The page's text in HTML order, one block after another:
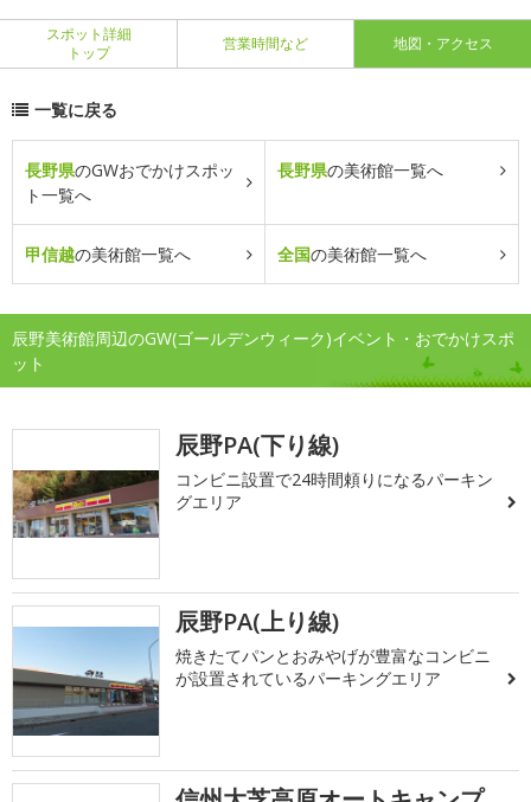
スポット詳細
トップ
営業時間など 地図・アクセス
一覧に戻る
長野県のGWおでかけスポッ
ト一覧へ
長野県の美術館一覧へ
甲信越の美術館一覧へ 全国の美術館一覧へ
辰野美術館周辺のGW(ゴールデンウィーク)イベント・おでかけスポ
ット
辰野PA(下り線)
コンビニ設置で24時間頼りになるパーキン
グエリア
辰野PA(上り線)
焼きたてパンとおみやげが豊富なコンビニ
が設置されているパーキングエリア